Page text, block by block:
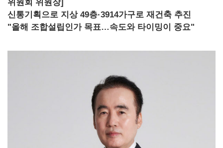
위원회 위원장]
신통기획으로 지상 49층·3914가구로 재건축 추진
"올해 조합설립인가 목표…속도와 타이밍이 중요"